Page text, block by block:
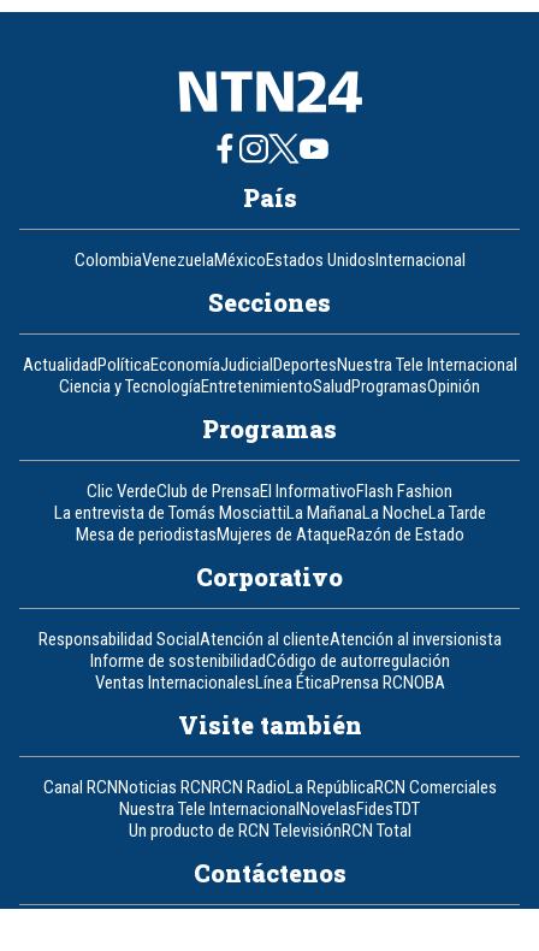
8
País
ColombiaVenezuelaMéxicoEstados UnidosInternacional
Secciones
ActualidadPolíticaEconomíaJudicialDeportesNuestra Tele Internacional
Ciencia y TecnologíaEntretenimientoSaludProgramasOpinión
Programas
Clic VerdeClub de PrensaEl InformativoFlash Fashion
La entrevista de Tomás MosciattiLa MañanaLa NocheLa Tarde
Mesa de periodistasMujeres de AtaqueRazón de Estado
Corporativo
Responsabilidad SocialAtención al clienteAtención al inversionista
Informe de sostenibilidadCódigo de autorregulación
Ventas InternacionalesLínea ÉticaPrensa RCNOBA
Visite también
Canal RCNNoticias RCNRCN RadioLa RepúblicaRCN Comerciales
Nuestra Tele InternacionalNovelasFidesTDT
Un producto de RCN TelevisiónRCN Total
Contáctenos